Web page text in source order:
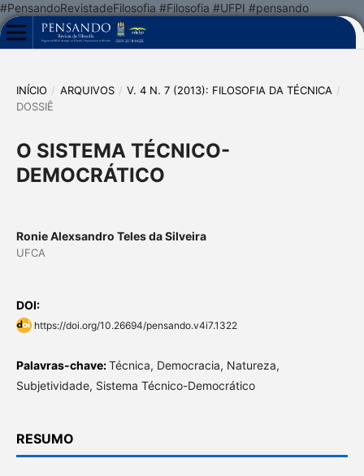
#PensandoRevistadeFilosofia #Filosofia #UFPI #pensando
INÍCIO / ARQUIVOS / V. 4 N. 7 (2013): FILOSOFIA DA TÉCNICA /
DOSSIÊ
O SISTEMA TÉCNICO-
DEMOCRÁTICO
Ronie Alexsandro Teles da Silveira
UFCA
DOI:
https://doi.org/10.26694/pensando.v4i7.1322
Palavras-chave:Técnica, Democracia, Natureza,
Subjetividade, Sistema Técnico-Democrático
RESUMO